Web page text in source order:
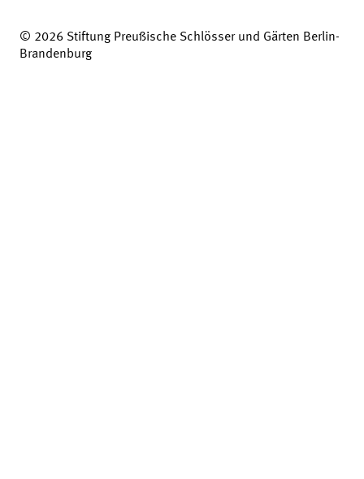
© 2026 Stiftung Preußische Schlösser und Gärten Berlin-
Brandenburg